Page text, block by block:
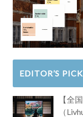
EDITOR’S
【全
（